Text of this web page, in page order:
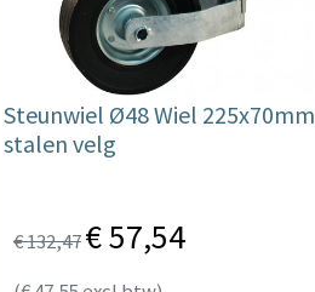
Steunwiel Ø48 Wiel 225x70mm
stalen velg
€ 132,47€ 57,54